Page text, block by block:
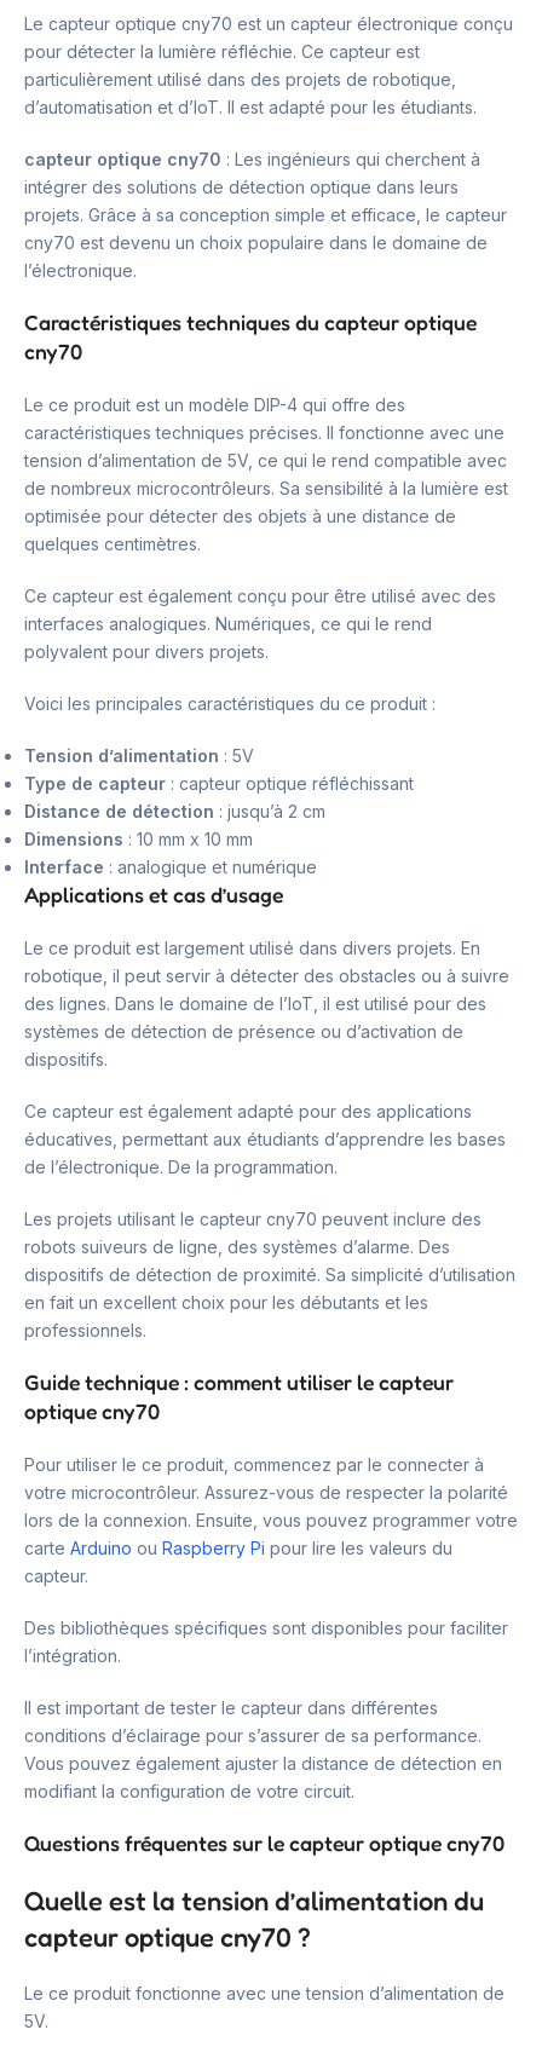
Le capteur optique cny70 est un capteur électronique conçu
pour détecter la lumière réfléchie. Ce capteur est
particulièrement utilisé dans des projets de robotique,
d’automatisation et d’IoT. Il est adapté pour les étudiants.
capteur optique cny70 : Les ingénieurs qui cherchent à
intégrer des solutions de détection optique dans leurs
projets. Grâce à sa conception simple et efficace, le capteur
cny70 est devenu un choix populaire dans le domaine de
l’électronique.
Caractéristiques techniques du capteur optique
cny70
Le ce produit est un modèle DIP-4 qui offre des
caractéristiques techniques précises. Il fonctionne avec une
tension d’alimentation de 5V, ce qui le rend compatible avec
de nombreux microcontrôleurs. Sa sensibilité à la lumière est
optimisée pour détecter des objets à une distance de
quelques centimètres.
Ce capteur est également conçu pour être utilisé avec des
interfaces analogiques. Numériques, ce qui le rend
polyvalent pour divers projets.
Voici les principales caractéristiques du ce produit :
Tension d’alimentation : 5V
Type de capteur : capteur optique réfléchissant
Distance de détection : jusqu’à 2 cm
Dimensions : 10 mm x 10 mm
Interface : analogique et numérique
Applications et cas d’usage
Le ce produit est largement utilisé dans divers projets. En
robotique, il peut servir à détecter des obstacles ou à suivre
des lignes. Dans le domaine de l’IoT, il est utilisé pour des
systèmes de détection de présence ou d’activation de
dispositifs.
Ce capteur est également adapté pour des applications
éducatives, permettant aux étudiants d’apprendre les bases
de l’électronique. De la programmation.
Les projets utilisant le capteur cny70 peuvent inclure des
robots suiveurs de ligne, des systèmes d’alarme. Des
dispositifs de détection de proximité. Sa simplicité d’utilisation
en fait un excellent choix pour les débutants et les
professionnels.
Guide technique : comment utiliser le capteur
optique cny70
Pour utiliser le ce produit, commencez par le connecter à
votre microcontrôleur. Assurez-vous de respecter la polarité
lors de la connexion. Ensuite, vous pouvez programmer votre
carte Arduino ou Raspberry Pi pour lire les valeurs du
capteur.
Des bibliothèques spécifiques sont disponibles pour faciliter
l’intégration.
Il est important de tester le capteur dans différentes
conditions d’éclairage pour s’assurer de sa performance.
Vous pouvez également ajuster la distance de détection en
modifiant la configuration de votre circuit.
Questions fréquentes sur le capteur optique cny70
Quelle est la tension d’alimentation du
capteur optique cny70 ?
Le ce produit fonctionne avec une tension d’alimentation de
5V.